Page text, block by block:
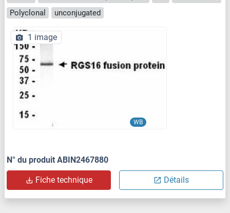
Polyclonal
unconjugated
WB
1 image
N° du produit ABIN2467880
Fiche technique Détails